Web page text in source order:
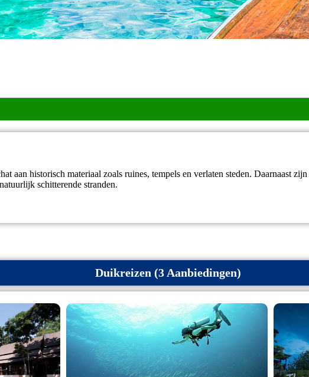
aan historisch materiaal zoals ruines, tempels en verlaten steden. Daarnaast
schitterende stranden.
Duikreizen (3 Aanbiedingen)